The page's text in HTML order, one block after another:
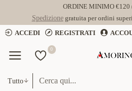
ORDINE MINIMO €120
Spedizionegratuita per ordini
ACCEDI
REGISTRATI
0
Tutto